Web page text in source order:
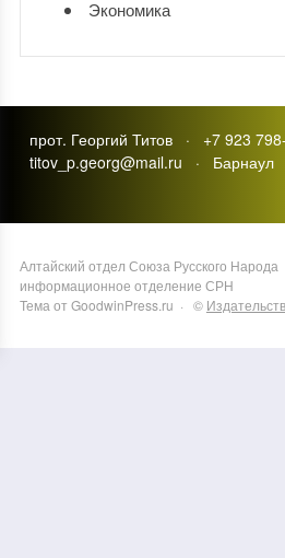
Экономика
прот. Георгий Титов · +7 923
titov_p.georg@mail.ru · Барнаул
Алтайский отдел Союза Русского Народа
информационное отделение СРН
Тема от GoodwinPress.ru · ©